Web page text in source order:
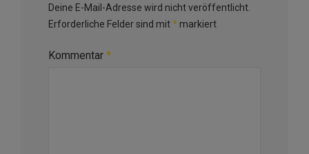
Deine E-Mail-Adresse wird nicht veröffentlicht.
Erforderliche Felder sind mit* markiert
Kommentar *